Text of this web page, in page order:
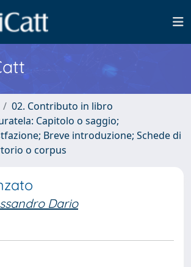
02. Contributo in libro
Capitolo o saggio;
Breve introduzione; Schede di
o corpus
Dario